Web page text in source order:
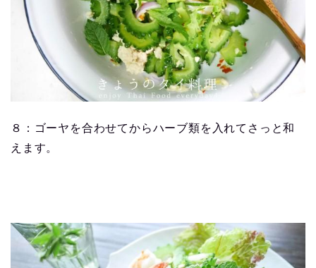
８：ゴーヤを合わせてからハーブ類を入れてさっと和
えます。